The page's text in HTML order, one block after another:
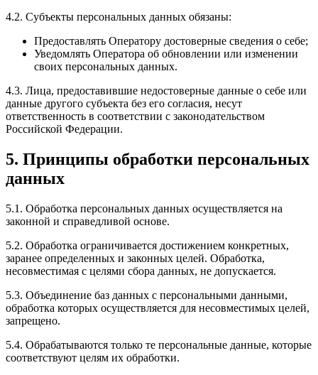
4.2. Субъекты персональных данных обязаны:
Предоставлять Оператору достоверные сведения о себе;
Уведомлять Оператора об обновлении или изменении
своих персональных данных.
4.3. Лица, предоставившие недостоверные данные о себе или
данные другого субъекта без его согласия, несут
ответственность в соответствии с законодательством
Российской Федерации.
5. Принципы обработки персональных
данных
5.1. Обработка персональных данных осуществляется на
законной и справедливой основе.
5.2. Обработка ограничивается достижением конкретных,
заранее определенных и законных целей. Обработка,
несовместимая с целями сбора данных, не допускается.
5.3. Объединение баз данных с персональными данными,
обработка которых осуществляется для несовместимых целей,
запрещено.
5.4. Обрабатываются только те персональные данные, которые
соответствуют целям их обработки.